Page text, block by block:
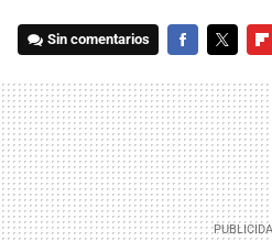
Sin comentarios